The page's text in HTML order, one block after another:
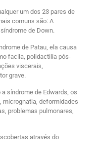
um dos 23 pares de
comuns são: A
de Down.
de Patau, ela causa
facila, polidactilia pós-
viscerais,
grave.
síndrome de Edwards, os
deformidades
problemas pulmonares,
através do